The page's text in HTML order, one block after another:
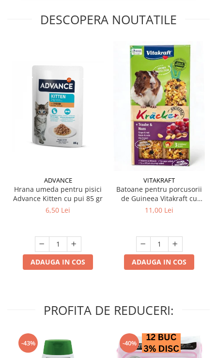
DESCOPERA NOUTATILE
ADVANCE
Hrana umeda pentru pisici
Advance Kitten cu pui 85 gr
6,50 Lei
ADAUGA IN COS
VITAKRAFT
Batoane pentru porcusorii
de Guineea Vitakraft cu
struguri & nuci 2 buc
11,00 Lei
ADAUGA IN COS
PROFITA DE REDUCERI:
-43% -40%